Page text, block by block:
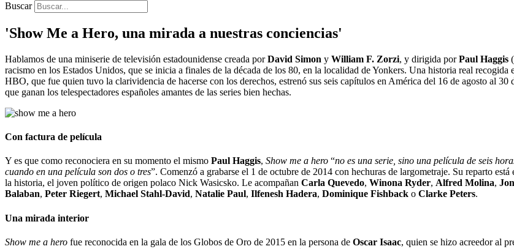
Buscar
'Show Me a Hero, una mirada a nuestras conciencias'
Hablamos de una miniserie de televisión estadounidense creada porDavid Simon y William F. Zorzi, y dirigida porPaul Haggis
racismo en los Estados Unidos, que se inicia a finales de la década de los 80, en la localidad de Yonkers. Una historia real
HBO, que fue quien tuvo la clarividencia de hacerse con los derechos, estrenó sus seis capítulos en América del 16 de agosto al
que ganan los telespectadores españoles amantes de las series bien hechas.
Con factura de película
Y es que como reconociera en su momento el mismo Paul Haggis, Show me a hero “no es una serie, sino una película de seis
cuando en una película son dos o tres”. Comenzó a grabarse el 1 de octubre de 2014 con hechuras de largometraje. Su reparto
la historia, el joven político de origen polaco Nick Wasicsko. Le acompañan Carla Quevedo, Winona Ryder, Alfred Molina,
Balaban, Peter Riegert, Michael Stahl-David, Natalie Paul, Ilfenesh Hadera, Dominique Fishback o Clarke Peters.
Una mirada interior
Show me a hero fue reconocida en la gala de los Globos de Oro de 2015 en la persona de Oscar Isaac, quien se hizo acreedor al